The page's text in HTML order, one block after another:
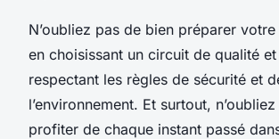
N’oubliez pas de bien préparer
en choisissant un circuit de qualité et
respectant les règles de sécurité et
l’environnement. Et surtout,
profiter de chaque instant passé